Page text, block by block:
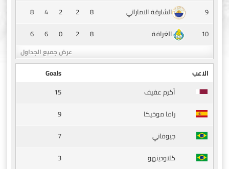
9
الشارقة الاماراتي 8
2
2
4
8
10
الغرافة 8
2
0
6
6
عرض جميع الجداول
الاعب
Goals
أكرم عفيف
15
رافا موخيكا
9
جيوفاني
7
كلاودينهو
3